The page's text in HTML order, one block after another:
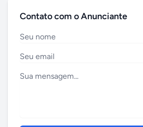
Contato com o Anunciante